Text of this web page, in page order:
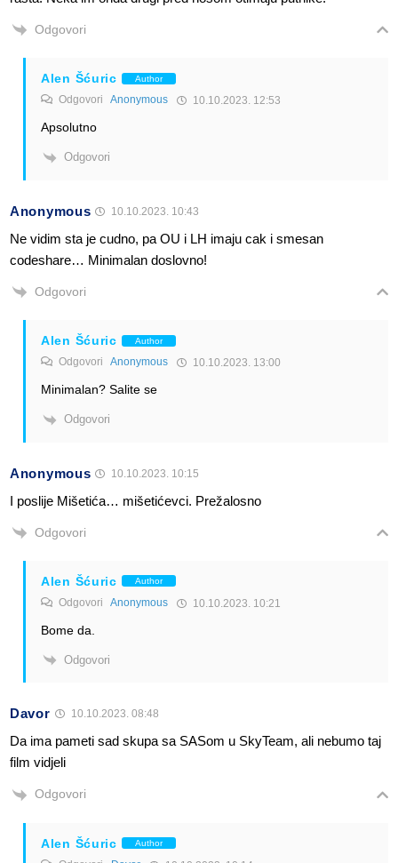
Odgovori
Alen Šćuric Author
Odgovori Anonymous 10.10.2023. 12:53
Apsolutno
Odgovori
Anonymous 10.10.2023. 10:43
Ne vidim sta je cudno, pa OU i LH imaju cak i smesan
codeshare… Minimalan doslovno!
Odgovori
Alen Šćuric Author
Odgovori Anonymous 10.10.2023. 13:00
Minimalan? Salite se
Odgovori
Anonymous 10.10.2023. 10:15
I poslije Mišetića… mišetićevci. Prežalosno
Odgovori
Alen Šćuric Author
Odgovori Anonymous 10.10.2023. 10:21
Bome da.
Odgovori
Davor 10.10.2023. 08:48
Da ima pameti sad skupa sa SASom u SkyTeam, ali nebumo taj
film vidjeli
Odgovori
Alen Šćuric Author